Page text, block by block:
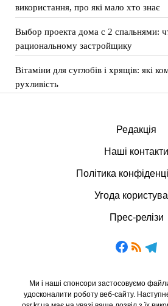
використання, про які мало хто знає
Выбор проекта дома с 2 спальнями:
рациональному застройщику
Вітаміни для суглобів і хрящів: які
рухливість
Редакція
Наші контакти
Політика
Угода
Прес-релізи
Ми і наші спонсори застосовуємо
удосконалити роботу веб-сайту.